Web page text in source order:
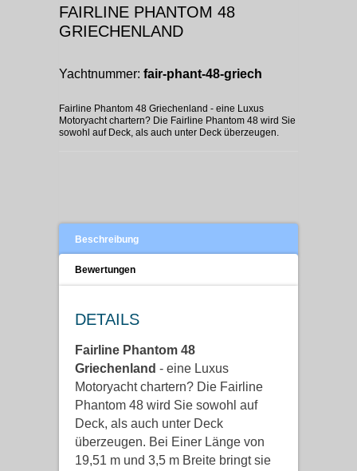
FAIRLINE PHANTOM 48
GRIECHENLAND
Yachtnummer: fair-phant-48-griech
Fairline Phantom 48 Griechenland - eine Luxus
Motoryacht chartern? Die Fairline Phantom 48 wird Sie
sowohl auf Deck, als auch unter Deck überzeugen.
Beschreibung
Bewertungen
DETAILS
Fairline Phantom 48
Griechenland - eine Luxus
Motoryacht chartern? Die Fairline
Phantom 48 wird Sie sowohl auf
Deck, als auch unter Deck
überzeugen. Bei Einer Länge von
19,51 m und 3,5 m Breite bringt sie